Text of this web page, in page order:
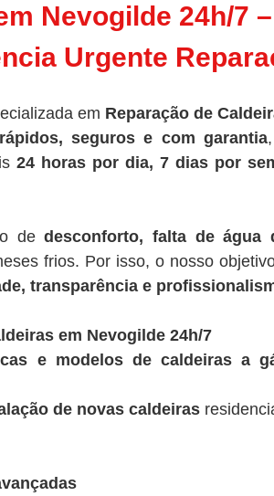
Nevogilde 24h/7
Urgente
em Reparação de
seguros e com garantia
24 horas por dia, 7 dias por
dedesconforto, falta de água
frios. Por isso, o nosso
transparência e
em Nevogilde 24h/7
e modelos de caldeiras a
de novas caldeiras